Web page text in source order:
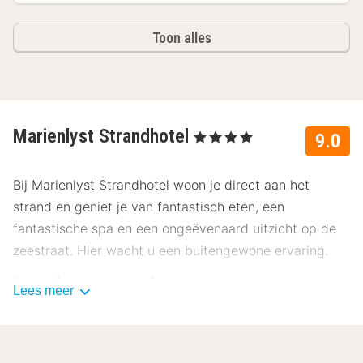
Toon alles
9.0
Marienlyst Strandhotel , 4 Sterren
Bij Marienlyst Strandhotel woon je direct aan het
strand en geniet je van fantastisch eten, een
fantastische spa en een ongeëvenaard uitzicht op de
zeestraat. Hier wacht u een buitengewone ervaring.
Locatie en omgeving
Lees meer